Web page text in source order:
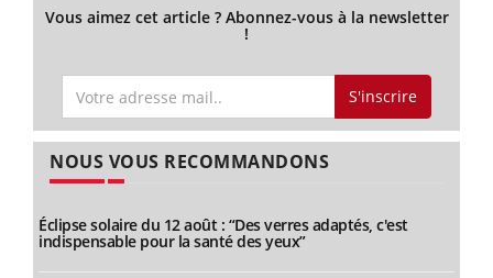
Vous aimez cet article ? Abonnez-vous à la newsletter
!
S'inscrire
NOUS VOUS RECOMMANDONS
Éclipse solaire du 12 août : “Des verres adaptés, c'est
indispensable pour la santé des yeux”